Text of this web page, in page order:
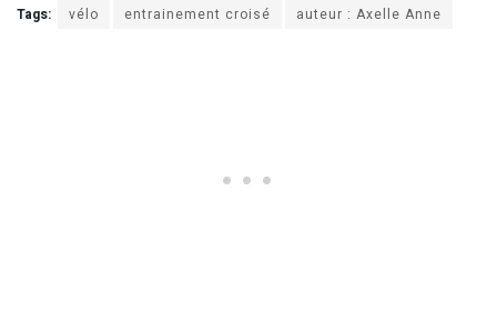
Tags: vélo entrainement croisé auteur : Axelle Anne